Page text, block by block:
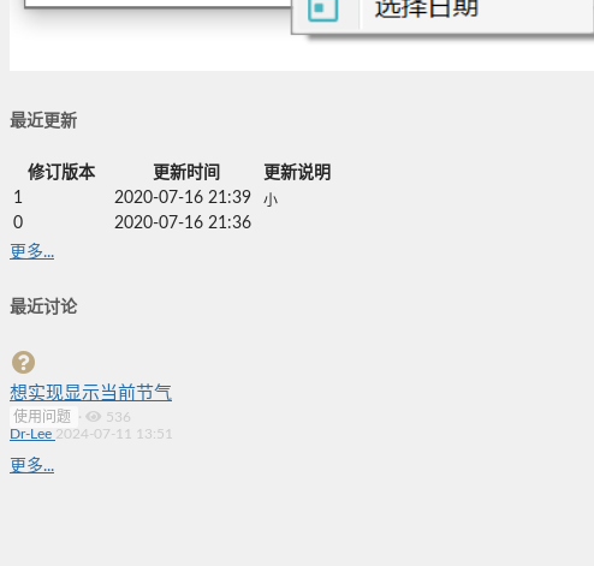
最近更新
修订版本 更新时间
更新说明
1
2020-07-16 21:39 小
0
2020-07-16 21:36
更多...
最近讨论
想实现显示当前节气
使用问题 ·
536
Dr-Lee 2024-07-11 13:51
更多...